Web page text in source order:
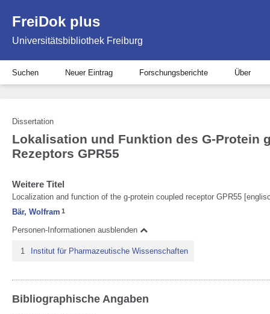
FreiDok plus
Universitätsbibliothek Freiburg
Suchen Neuer Eintrag Forschungsberichte Über
Dissertation
Lokalisation und Funktion des G-Protein
Rezeptors GPR55
Weitere Titel
Localization and function of the g-protein coupled receptor GPR55
Bär, Wolfram 1
Personen-Informationen ausblenden
1 Institut für Pharmazeutische Wissenschaften
Bibliographische Angaben